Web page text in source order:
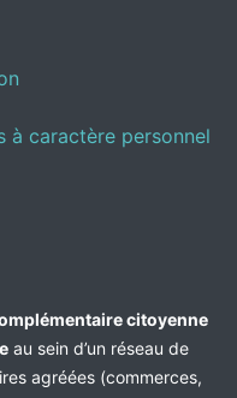
à caractère personnel
citoyenne
au sein d’un réseau de
agréées (commerces,